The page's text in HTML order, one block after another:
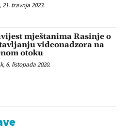
21. travnja 2023.
mještanima Rasinje o
videonadzora na
otoku
6. listopada 2020.